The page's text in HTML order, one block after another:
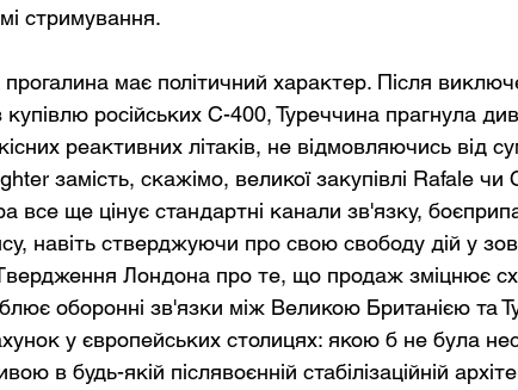
стримування.
прогалина має політичний характер. Після
купівлю російських С-400, Туреччина прагнула
реактивних літаків, не відмовляючись від
замість, скажімо, великої закупівлі Rafale
все ще цінує стандартні канали зв'язку,
навіть стверджуючи про свою свободу дій у
Твердження Лондона про те, що продаж зміцнює
оборонні зв'язки між Великою Британією та
у європейських столицях: якою б не була
в будь-якій післявоєнній стабілізаційній